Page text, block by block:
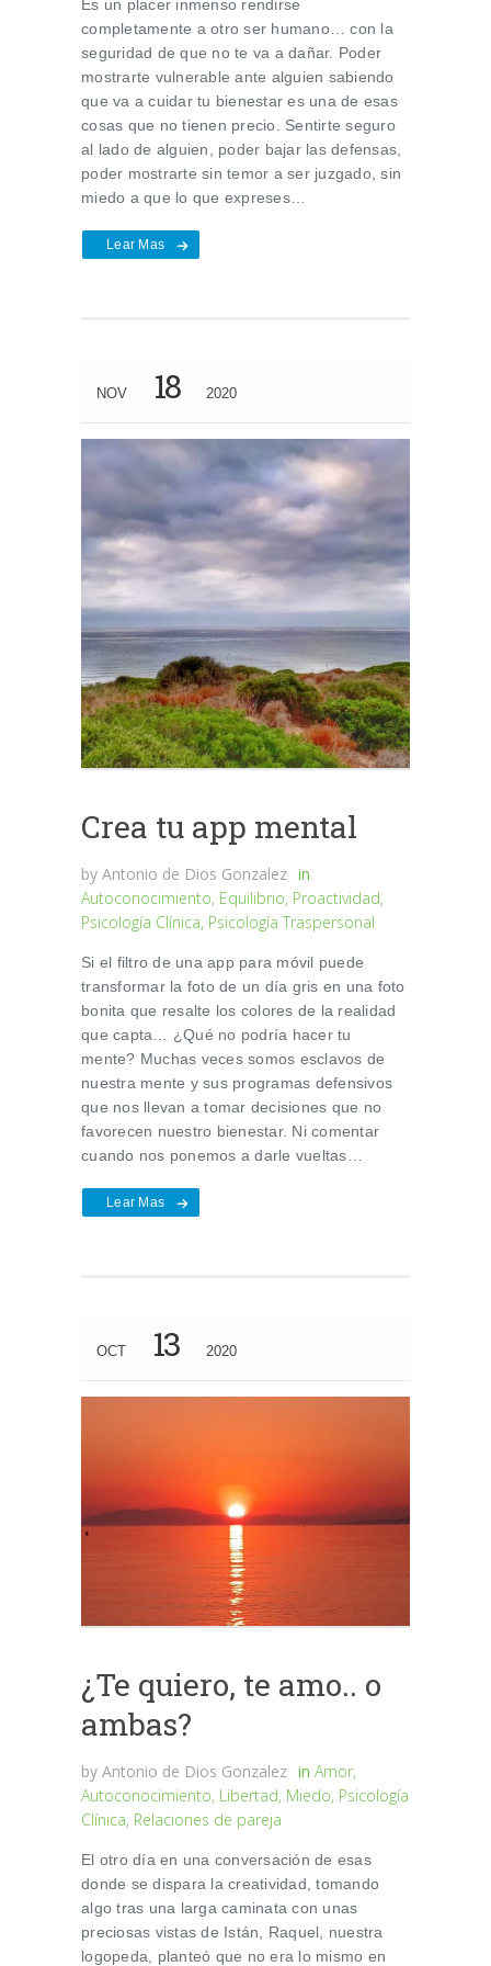
Es un placer inmenso rendirse
completamente a otro ser humano… con la
seguridad de que no te va a dañar. Poder
mostrarte vulnerable ante alguien sabiendo
que va a cuidar tu bienestar es una de esas
cosas que no tienen precio. Sentirte seguro
al lado de alguien, poder bajar las defensas,
poder mostrarte sin temor a ser juzgado, sin
miedo a que lo que expreses…
Lear Mas
NOV 18 2020
Crea tu app mental
by Antonio de Dios Gonzalez in
Autoconocimiento, Equilibrio, Proactividad,
Psicología Clínica, Psicología Traspersonal
Si el filtro de una app para móvil puede
transformar la foto de un día gris en una foto
bonita que resalte los colores de la realidad
que capta… ¿Qué no podría hacer tu
mente? Muchas veces somos esclavos de
nuestra mente y sus programas defensivos
que nos llevan a tomar decisiones que no
favorecen nuestro bienestar. Ni comentar
cuando nos ponemos a darle vueltas…
Lear Mas
OCT 13 2020
¿Te quiero, te amo.. o
ambas?
by Antonio de Dios Gonzalez in Amor,
Autoconocimiento, Libertad, Miedo, Psicología
Clínica, Relaciones de pareja
El otro día en una conversación de esas
donde se dispara la creatividad, tomando
algo tras una larga caminata con unas
preciosas vistas de Istán, Raquel, nuestra
logopeda, planteó que no era lo mismo en